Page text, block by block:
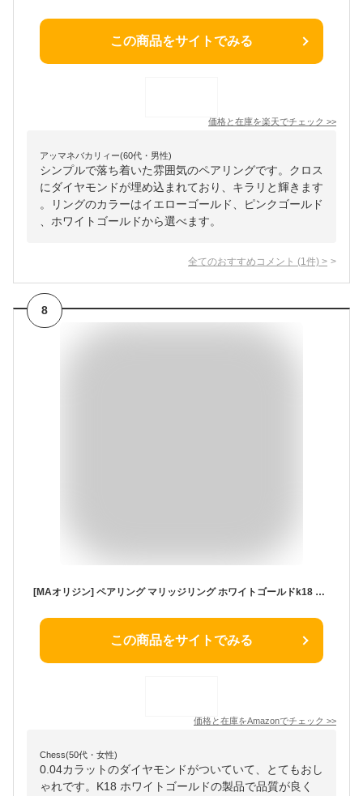
この商品をサイトでみる
価格と在庫を楽天でチェック >>
アッマネバカリィー(60代・男性)
シンプルで落ち着いた雰囲気のペアリングです。クロス
にダイヤモンドが埋め込まれており、キラリと輝きます
。リングのカラーはイエローゴールド、ピンクゴールド
、ホワイトゴールドから選べます。
全てのおすすめコメント (1 件) >
8
[MAオリジン] ペアリング マリッジリング ホワイトゴールドk18 ダイヤモンド ペア2本セット/ダイヤ0.04ct
この商品をサイトでみる
価格と在庫をAmazonでチェック >>
Chess(50代・女性)
0.04カラットのダイヤモンドがついていて、とてもおし
ゃれです。K18 ホワイトゴールドの製品で品質が良く